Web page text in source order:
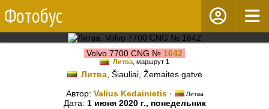
Фотобус
Volvo 7700 CNG № 1642
Литва , маршрут 1
Литва, Šiauliai, Žemaitės gatvė
Автор: Valius Kedainietis· Литва
Дата: 1 июня 2020 г., понедельник